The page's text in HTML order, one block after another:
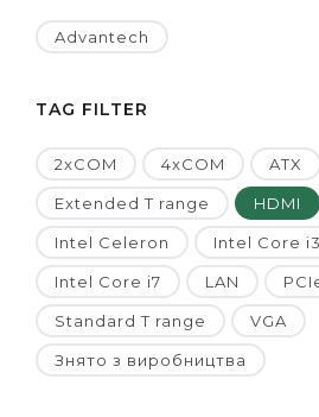
Advantech
TAG FILTER
2xCOM 4xCOM ATX
Extended T range HDMI
Intel Celeron Intel Core i3
Intel Core i7 LAN
Standard T range VGA
Знято з виробництва